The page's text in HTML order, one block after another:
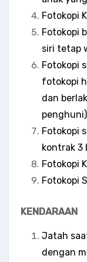
Fotokopi
Fotokopi
siri tetap
Fotokopi
fotokopi
dan
penghuni)
Fotokopi
kontrak 3
Fotokopi
Fotokopi
KENDARAAN
Jatah
dengan